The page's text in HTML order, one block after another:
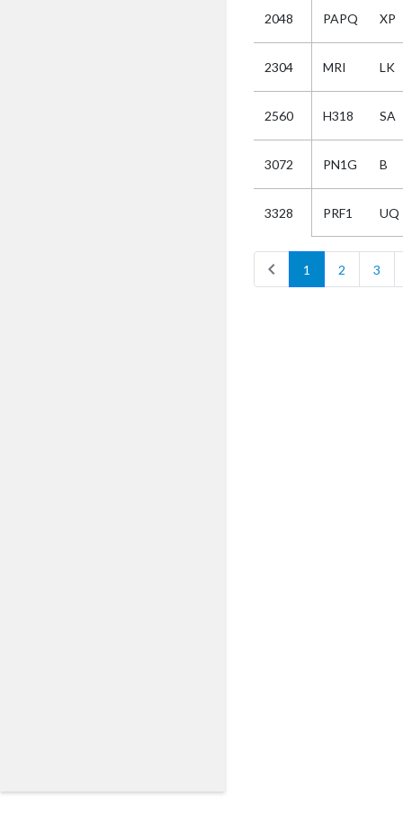
2048 PAPQ XP
2304 MRI LK
2560 H318 SA
3072 PN1G B
3328 PRF1 UQ
chevron_left 1 2 3